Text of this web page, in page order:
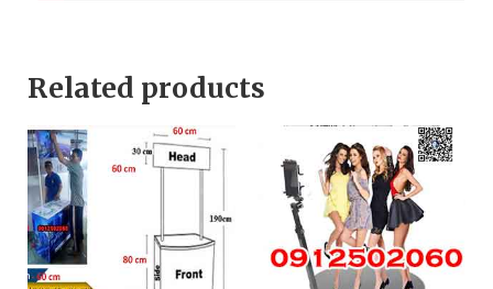
Related products